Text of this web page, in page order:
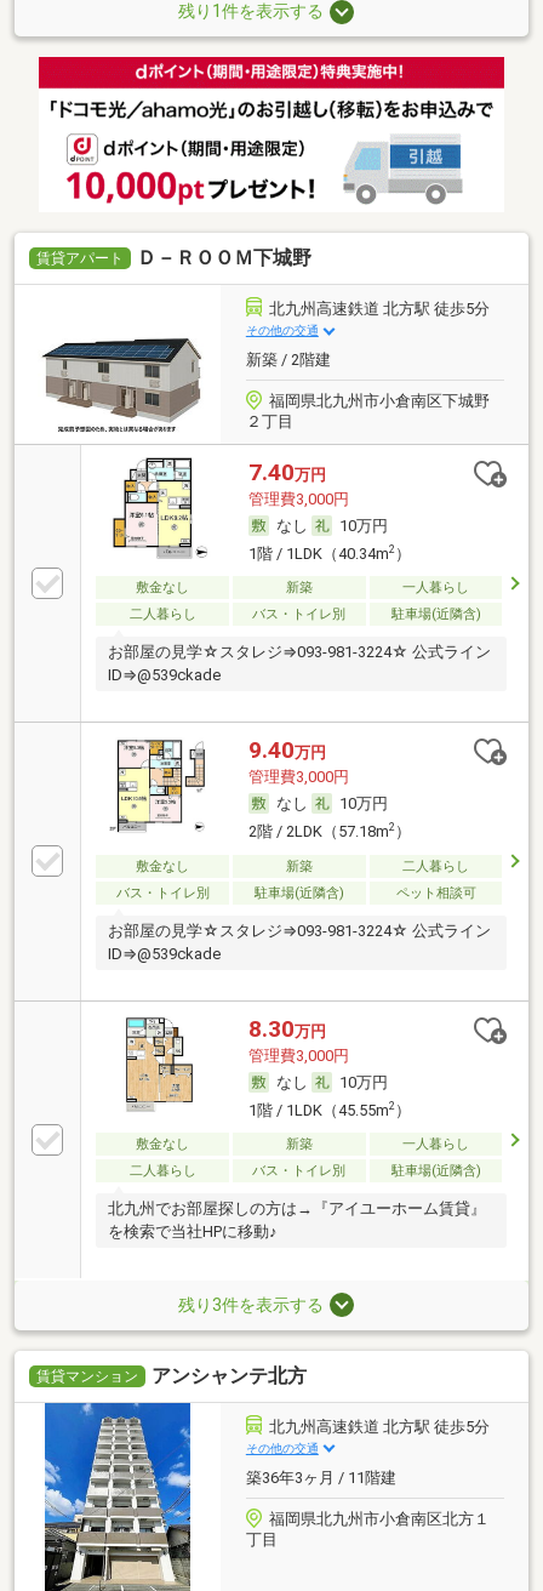
残り1件を表示する
賃貸アパート Ｄ－ＲＯＯＭ下城野
北九州高速鉄道 北方駅 徒歩5分
その他の交通
新築 / 2階建
福岡県北九州市小倉南区下城野
２丁目
7.40万円
管理費3,000円
なし
10万円
1階 / 1LDK（40.34m2）
敷金なし 新築
一人暮らし
二人暮らし
バス・トイレ別 駐車場(近隣含)
お部屋の見学☆スタレジ⇒093-981-3224☆ 公式ライン
ID⇒@539ckade
9.40万円
管理費3,000円
なし
10万円
2階 / 2LDK（57.18m2）
敷金なし 新築
二人暮らし
バス・トイレ別
駐車場(近隣含) ペット相談可
お部屋の見学☆スタレジ⇒093-981-3224☆ 公式ライン
ID⇒@539ckade
8.30万円
管理費3,000円
なし
10万円
1階 / 1LDK（45.55m2）
敷金なし 新築
一人暮らし
二人暮らし
バス・トイレ別 駐車場(近隣含)
北九州でお部屋探しの方は→『アイユーホーム賃貸』
を検索で当社HPに移動♪
残り3件を表示する
賃貸マンション アンシャンテ北方
北九州高速鉄道 北方駅 徒歩5分
その他の交通
築36年3ヶ月 / 11階建
福岡県北九州市小倉南区北方１
丁目